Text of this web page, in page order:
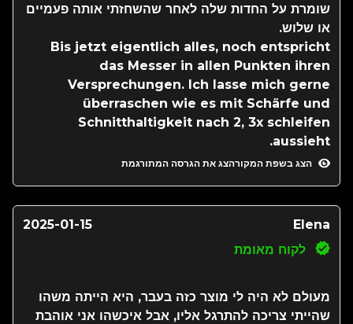
שומרת על החדות שלה לאחר שהשחזתי אותה פעמיים
או שלוש.
Bis jetzt eigentlich alles, noch entspricht
das Messer in allen Punkten ihren
Versprechungen. Ich lasse mich gerne
überraschen wie es mit Schärfe und
Schnitthaltigkeit nach 2, 3x schleifen
aussieht.
הצג בשפת המקורהצג את הגרסה המתורגמת
Elena
לקוח מאומת
מעולם לא היה לי מוצר כזה בעבר, היא הייתה משהו
שהייתי צריכה להתרגל אליו, אבל איכשהו אני אוהבת